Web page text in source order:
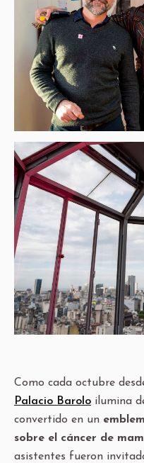
Como cada octubre
Palacio Barolo ilumina
convertido en un
sobre el cáncer de
asistentes fueron